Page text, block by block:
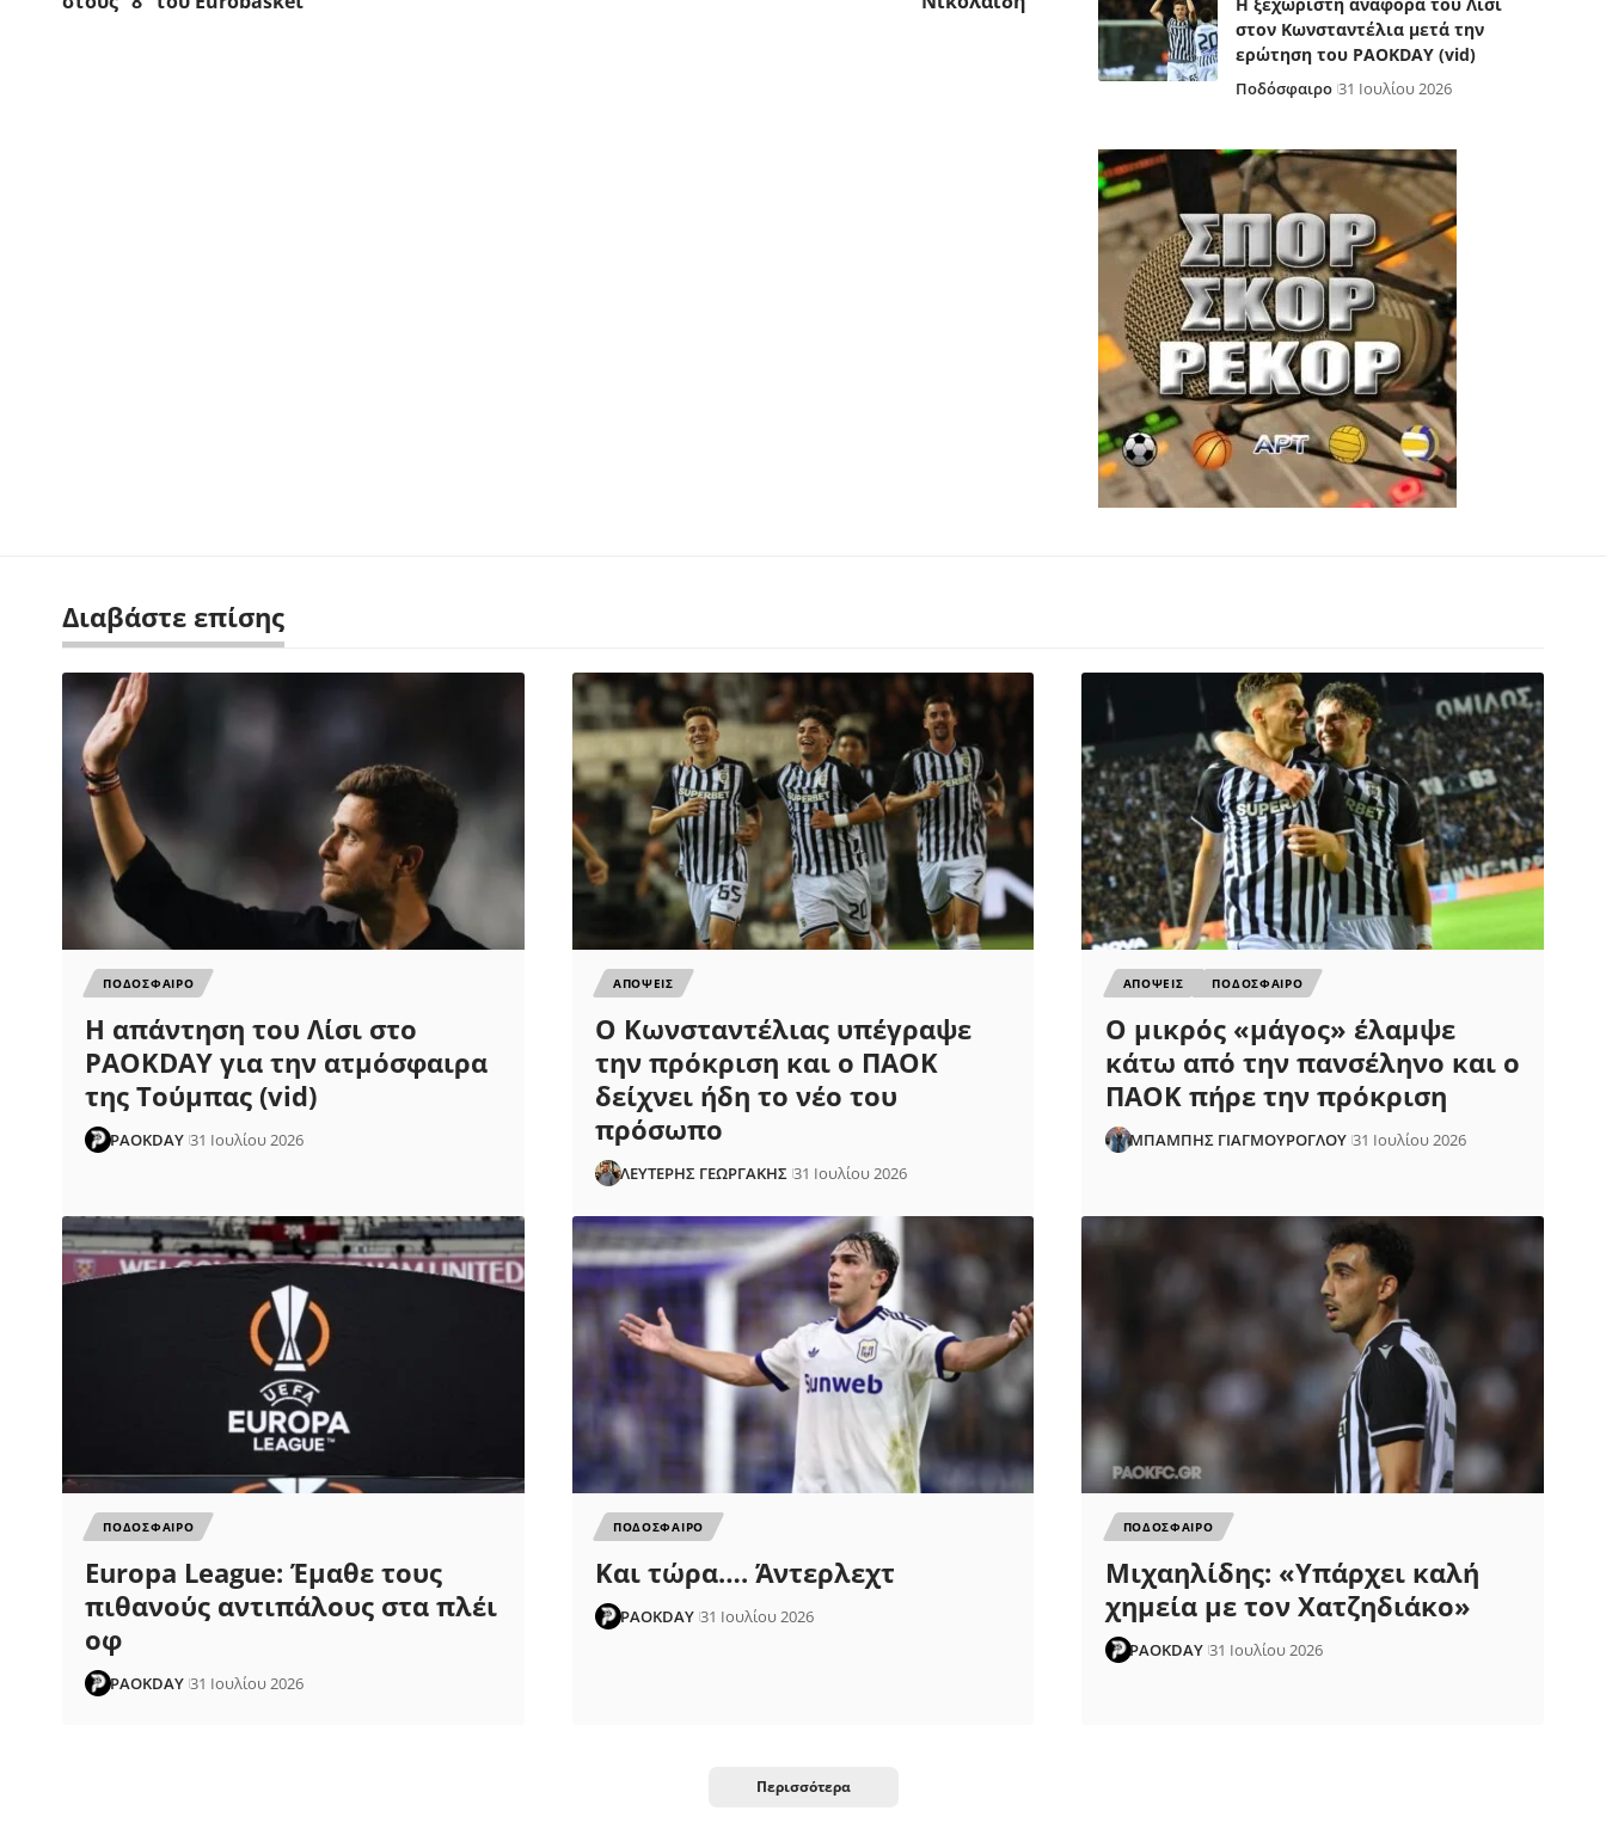
στον Κωνσταντέλια μετά την
ερώτηση του PAOKDAY (vid)
Ποδόσφαιρο 31 Ιουλίου 2026
Διαβάστε επίσης
ΠΟΔΟΣΦΑΙΡΟ
Η απάντηση του Λίσι στο
PAOKDAY για την ατμόσφαιρα
της Τούμπας (vid)
PAOKDAY 31 Ιουλίου 2026
ΑΠΟΨΕΙΣ
Ο Κωνσταντέλιας υπέγραψε
την πρόκριση και ο ΠΑΟΚ
δείχνει ήδη το νέο του
πρόσωπο
ΛΕΥΤΕΡΗΣ ΓΕΩΡΓΑΚΗΣ 31 Ιουλίου 2026
ΑΠΟΨΕΙΣ ΠΟΔΟΣΦΑΙΡΟ
Ο μικρός «μάγος» έλαμψε
κάτω από την πανσέληνο και ο
ΠΑΟΚ πήρε την πρόκριση
ΜΠΑΜΠΗΣ ΓΙΑΓΜΟΥΡΟΓΛΟΥ 31 Ιουλίου 2026
ΠΟΔΟΣΦΑΙΡΟ
Europa League: Έμαθε τους
πιθανούς αντιπάλους στα πλέι
οφ
PAOKDAY 31 Ιουλίου 2026
ΠΟΔΟΣΦΑΙΡΟ
Και τώρα…. Άντερλεχτ
PAOKDAY 31 Ιουλίου 2026
ΠΟΔΟΣΦΑΙΡΟ
Μιχαηλίδης: «Υπάρχει καλή
χημεία με τον Χατζηδιάκο»
PAOKDAY 31 Ιουλίου 2026
Περισσότερα